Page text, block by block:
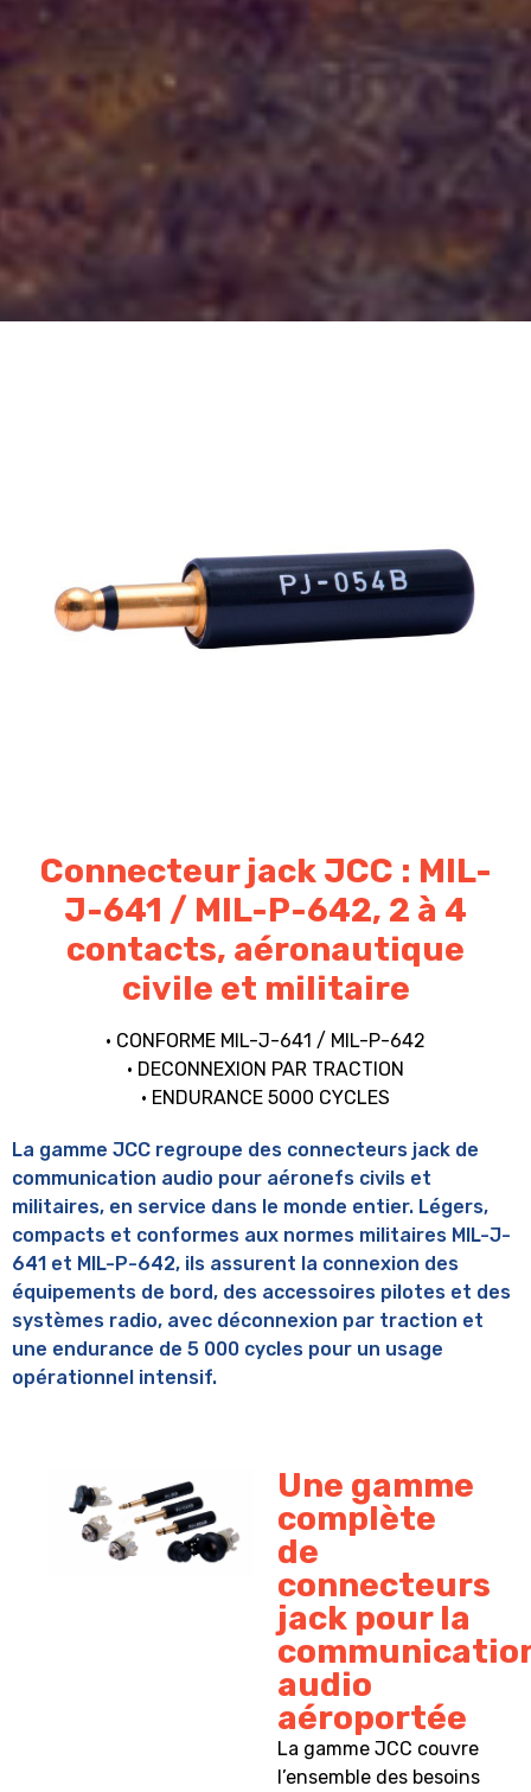
Connecteur jack JCC : MIL-
J-641 / MIL-P-642, 2 à 4
contacts, aéronautique
civile et militaire
• CONFORME MIL-J-641 / MIL-P-642
• DECONNEXION PAR TRACTION
• ENDURANCE 5000 CYCLES
La gamme JCC regroupe des connecteurs jack de
communication audio pour aéronefs civils et
militaires, en service dans le monde entier. Légers,
compacts et conformes aux normes militaires MIL-J-
641 et MIL-P-642, ils assurent la connexion des
équipements de bord, des accessoires pilotes et des
systèmes radio, avec déconnexion par traction et
une endurance de 5 000 cycles pour un usage
opérationnel intensif.
Une gamme
complète
de
connecteurs
jack pour la
audio
aéroportée
La gamme JCC couvre
l’ensemble des besoins